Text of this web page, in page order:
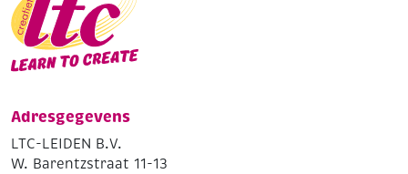
Adresgegevens
LTC-LEIDEN B.V.
W. Barentzstraat 11-13